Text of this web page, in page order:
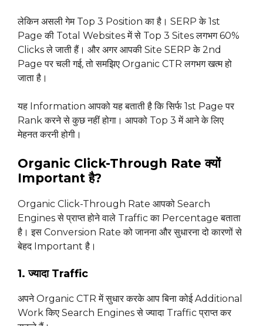
लेकिन असली गेम Top 3 Position का है। SERP के 1st
Page की Total Websites में से Top 3 Sites लगभग 60%
Clicks ले जाती हैं। और अगर आपकी Site SERP के 2nd
Page पर चली गई, तो समझिए Organic CTR लगभग खत्म हो
जाता है।
यह Information आपको यह बताती है कि सिर्फ 1st Page पर
Rank करने से कुछ नहीं होगा। आपको Top 3 में आने के लिए
मेहनत करनी होगी।
Organic Click-Through Rate क्यों
Important है?
Organic Click-Through Rate आपको Search
Engines से प्राप्त होने वाले Traffic का Percentage बताता
है। इस Conversion Rate को जानना और सुधारना दो कारणों से
बेहद Important है।
1. ज्यादा Traffic
अपने Organic CTR में सुधार करके आप बिना कोई Additional
Work किए Search Engines से ज्यादा Traffic प्राप्त कर